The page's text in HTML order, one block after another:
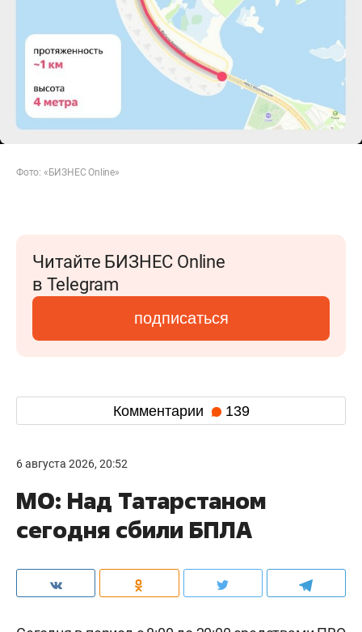
Фото: «БИЗНЕС Online»
Читайте БИЗНЕС Online
в Telegram
подписаться
Комментарии 139
6 августа 2026, 20:52
МО: Над Татарстаном
сегодня сбили БПЛА